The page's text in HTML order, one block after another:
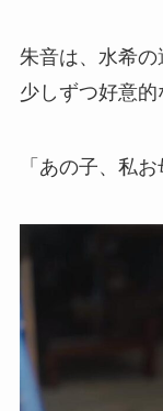
朱音は、水希の
少しずつ好意
「あの子、私